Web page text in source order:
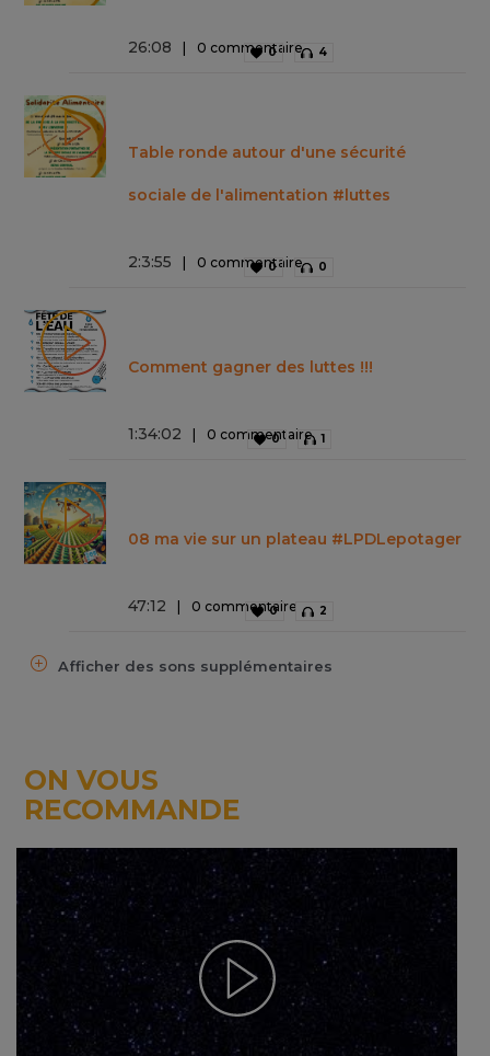
26:08 0 commentaire
0 4
Table ronde autour d'une sécurité
sociale de l'alimentation #luttes
2:3:55 0 commentaire
0 0
Comment gagner des luttes !!!
1:34:02 0 commentaire
0 1
08 ma vie sur un plateau #LPDLepotager
47:12 0 commentaire
0 2
Afficher des sons supplémentaires
ON VOUS
RECOMMANDE